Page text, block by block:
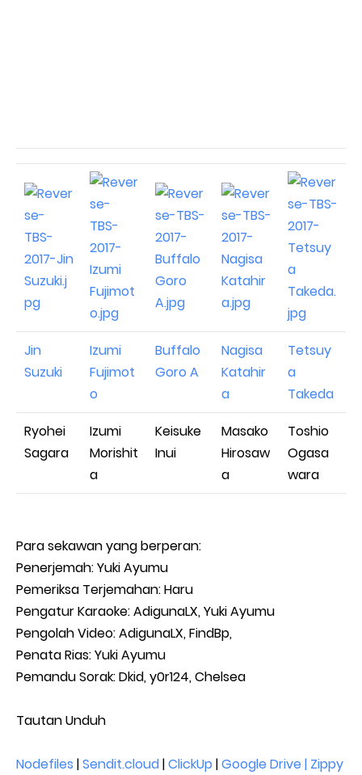
Jin
Suzuki
Izumi
Fujimot
o
Buffalo
Goro A
Nagisa
Katahir
a
Tetsuy
a
Takeda
Ryohei
Sagara
Izumi
Morishit
a
Keisuke
Inui
Masako
Hirosaw
a
Toshio
Ogasa
wara
Para sekawan yang berperan:
Penerjemah: Yuki Ayumu
Pemeriksa Terjemahan: Haru
Pengatur Karaoke: AdigunaLX, Yuki Ayumu
Pengolah Video: AdigunaLX, FindBp,
Penata Rias: Yuki Ayumu
Pemandu Sorak: Dkid, y0r124, Chelsea
Tautan Unduh
Nodefiles |Sendit.cloud|ClickUp |Google Drive | Zippy